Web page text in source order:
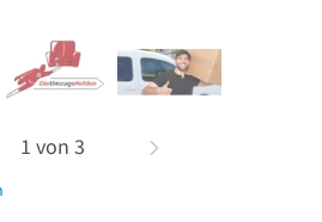
1 von 3